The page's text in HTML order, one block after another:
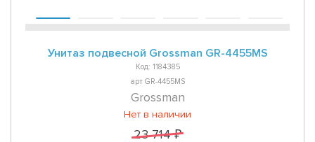
Унитаз подвесной Grossman GR-4455MS
Код: 1184385
арт GR-4455MS
Grossman
Нет в наличии
23 714 ₽